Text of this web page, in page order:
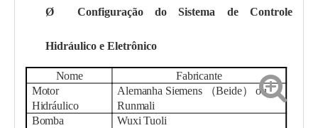
Ø Configuração do Sistema de Controle
Hidráulico e Eletrônico
Nome
Fabricante
Motor
Hidráulico
Alemanha Siemens （Beide） ou
Runmali
Bomba Wuxi Tuoli